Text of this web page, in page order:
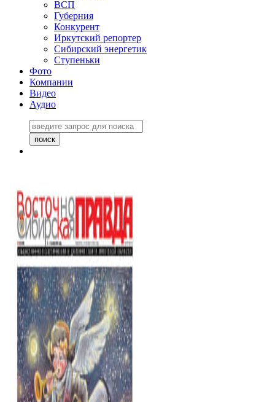
ВСП
Губерния
Конкурент
Иркутский репортер
Сибирский энергетик
Ступеньки
Фото
Компании
Видео
Аудио